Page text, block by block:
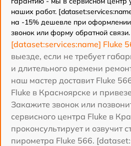
наших работ.
на -15% дешевле при
звонок или форму обратной связи.
[dataset:services:name] Fluke
выезде, если не требует
и длительного времени
наш мастер доставит Fluke
Fluke в Красноярске и
Закажите звонок или
сервисного центра Fluke в
проконсультирует и озвучит
пирометра Fluke 566.